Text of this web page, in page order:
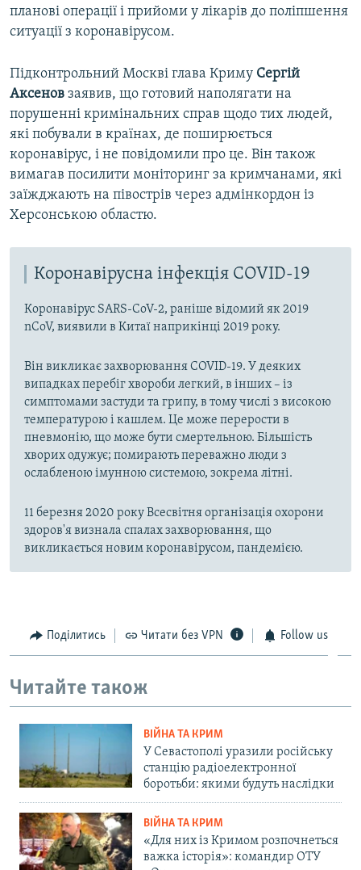
планові операції і прийоми у лікарів до поліпшення
ситуації з коронавірусом.
Підконтрольний Москві глава Криму Сергій
Аксенов заявив, що готовий наполягати на
порушенні кримінальних справ щодо тих людей,
які побували в країнах, де поширюється
коронавірус, і не повідомили про це. Він також
вимагав посилити моніторинг за кримчанами, які
заїжджають на півострів через адмінкордон із
Херсонською областю.
Коронавірусна інфекція COVID-19
Коронавірус SARS-CoV-2, раніше відомий як 2019
nCoV, виявили в Китаї наприкінці 2019 року.
Він викликає захворювання COVID-19. У деяких
випадках перебіг хвороби легкий, в інших – із
симптомами застуди та грипу, в тому числі з високою
температурою і кашлем. Це може перерости в
пневмонію, що може бути смертельною. Більшість
хворих одужує; помирають переважно люди з
ослабленою імунною системою, зокрема літні.
11 березня 2020 року Всесвітня організація охорони
здоров'я визнала спалах захворювання, що
викликається новим коронавірусом, пандемією.
Поділитись Читати без VPN Follow us
Читайте також
ВІЙНА ТА КРИМ
У Севастополі уразили російську
станцію радіоелектронної
боротьби: якими будуть наслідки
ВІЙНА ТА КРИМ
«Для них із Кримом розпочнеться
важка історія»: командир ОТУ